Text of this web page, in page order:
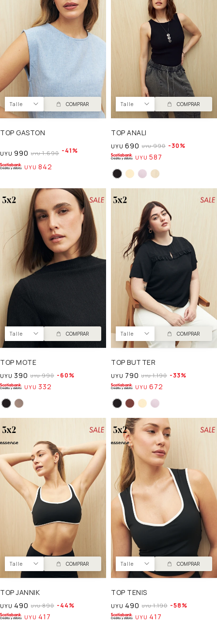
Talle COMPRAR
TOP GASTON
UYU 990 UYU 1.690 41
UYU 842
Talle COMPRAR
TOP ANALI
UYU 690 UYU 990 30
UYU 587
Talle COMPRAR
TOP MOTE
UYU 390 UYU 990 60
UYU 332
Talle COMPRAR
TOP BUTTER
UYU 790 UYU 1.190 33
UYU 672
Talle COMPRAR
TOP JANNIK
UYU 490 UYU 890 44
UYU 417
Talle COMPRAR
TOP TENIS
UYU 490 UYU 1.190 58
UYU 417